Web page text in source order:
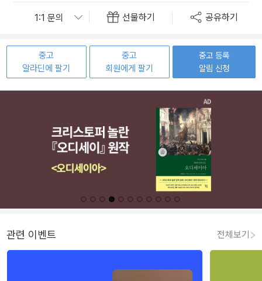
선물하기 공유하기
중고
알라딘에 팔기
중고
회원에게 팔기
중고 등록
알림 신청
관련 이벤트 전체보기